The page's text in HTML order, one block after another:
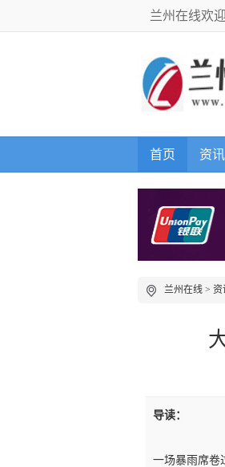
兰州在线欢迎
首页 资讯
兰州在线 > 资
导读：
一场暴雨席卷